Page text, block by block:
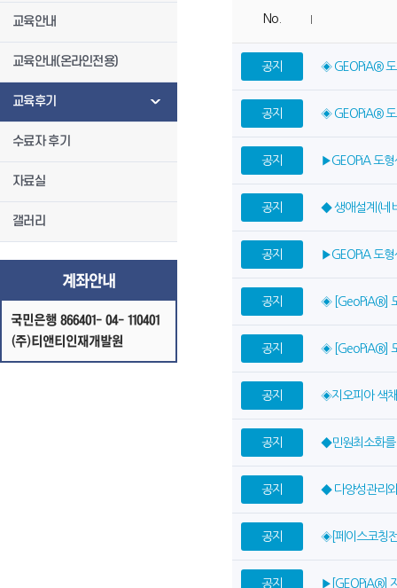
교육안내
교육안내(온라인전용)
교육후기
수료자 후기
자료실
갤러리
계좌안내
국민은행 866401- 04- 110401
(주)티앤티인재개발원
No.
공지 ◈ GEOPiA® 도
공지 ◈ GEOPiA® 도
공지 ▶GEOPiA 도형
공지 ◆ 생애설계(네
공지 ▶GEOPiA 도형
공지 ◈ [GeoPiA®]
공지 ◈ [GeoPiA®]
공지 ◈지오피아 색
공지 ◆민원최소화를
공지 ◆ 다양성관리
공지 ◈[페이스코칭
공지 ▶[GEOPiA®]